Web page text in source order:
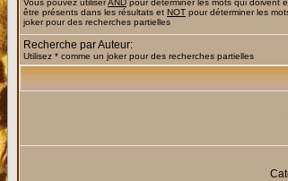
Vous pouvez utiliserAND pour déterminer les mots qui doivent
être présents dans les résultats et NOT pour déterminer les
joker pour des recherches partielles
Recherche par Auteur:
Utilisez * comme un joker pour des recherches partielles